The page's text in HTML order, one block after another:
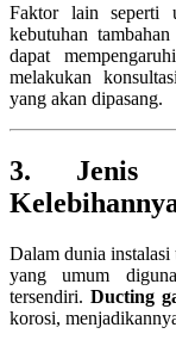
Faktor lain seperti
kebutuhan
dapat
melakukan
yang akan dipasang.
3. Jenis
Dalam dunia instalasi
yang umum
tersendiri. Ducting
korosi,